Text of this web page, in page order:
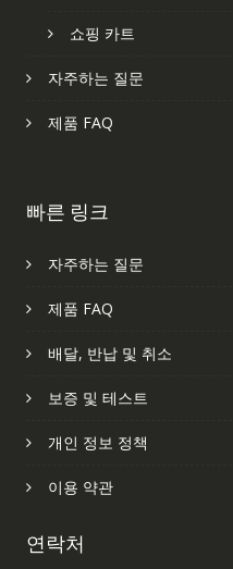
쇼핑 카트
자주하는 질문
제품 FAQ
빠른 링크
자주하는 질문
제품 FAQ
배달, 반납 및 취소
보증 및 테스트
개인 정보 정책
이용 약관
연락처